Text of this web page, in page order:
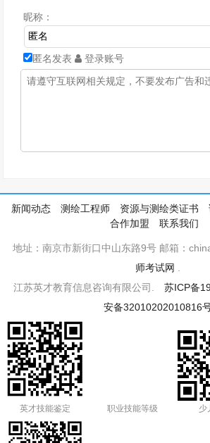
昵称：
匿名发表 登录账号
新闻动态 测绘工程师 资源与测绘类证书
合作加盟
联系我们
地址：南京市新街口中山东路9号 邮箱：
师考试网
江苏英才教育信息咨询有限公司. 苏ICP备
安备32010202010816
英才技能鉴定 职业技能等级 少